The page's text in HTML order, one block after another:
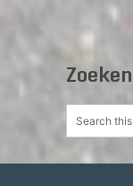
Zoeken